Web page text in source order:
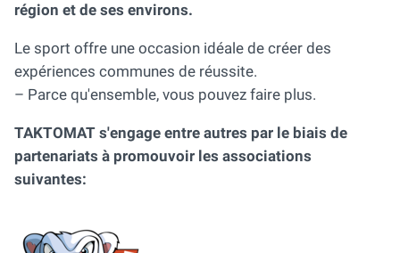
région et de ses environs.
Le sport offre une occasion idéale de créer des
expériences communes de réussite.
– Parce qu'ensemble, vous pouvez faire plus.
TAKTOMAT s'engage entre autres par le biais de
partenariats à promouvoir les associations
suivantes: